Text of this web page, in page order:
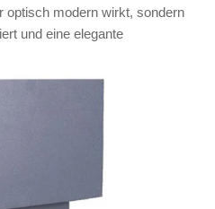
optisch modern wirkt, sondern
und eine elegante